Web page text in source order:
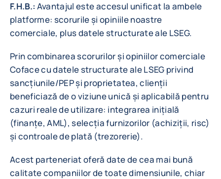
F.H.B.: Avantajul este accesul unificat la ambele
platforme: scorurile și opiniile noastre
comerciale, plus datele structurate ale LSEG.
Prin combinarea scorurilor și opiniilor comerciale
Coface cu datele structurate ale LSEG privind
sancțiunile/PEP și proprietatea, clienții
beneficiază de o viziune unică și aplicabilă pentru
cazuri reale de utilizare: integrarea inițială
(finanțe, AML), selecția furnizorilor (achiziții, risc)
și controale de plată (trezorerie).
Acest parteneriat oferă date de cea mai bună
calitate companiilor de toate dimensiunile, chiar